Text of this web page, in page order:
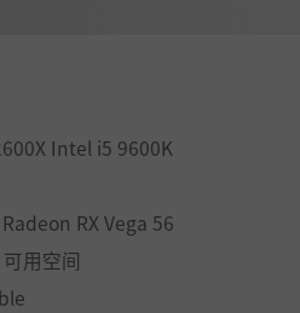
Intel i5 9600K
RX Vega 56
用空间